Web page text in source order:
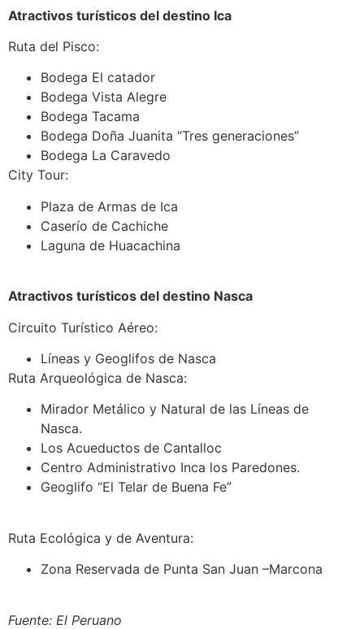
Atractivos turísticos del destino Ica
Ruta del Pisco:
Bodega El catador
Bodega Vista Alegre
Bodega Tacama
Bodega Doña Juanita “Tres generaciones”
Bodega La Caravedo
City Tour:
Plaza de Armas de Ica
Caserío de Cachiche
Laguna de Huacachina
Atractivos turísticos del destino Nasca
Circuito Turístico Aéreo:
Líneas y Geoglifos de Nasca
Ruta Arqueológica de Nasca:
Mirador Metálico y Natural de las Líneas de
Nasca.
Los Acueductos de Cantalloc
Centro Administrativo Inca los Paredones.
Geoglifo “El Telar de Buena Fe”
Ruta Ecológica y de Aventura:
Zona Reservada de Punta San Juan –Marcona
Fuente: El Peruano